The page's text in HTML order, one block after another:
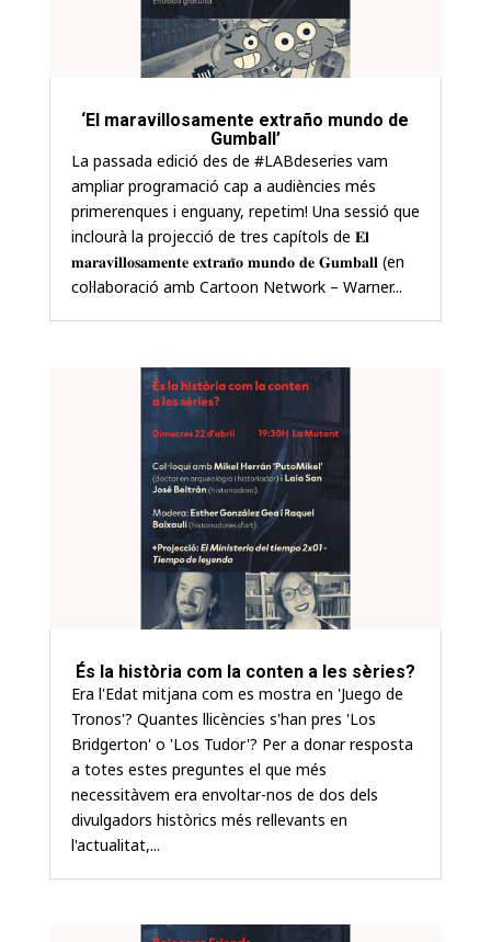
‘El maravillosamente extraño mundo de
Gumball’
La passada edició des de #LABdeseries vam
ampliar programació cap a audiències més
primerenques i enguany, repetim! Una sessió que
inclourà la projecció de tres capítols de 𝐄𝐥
𝐦𝐚𝐫𝐚𝐯𝐢𝐥𝐥𝐨𝐬𝐚𝐦𝐞𝐧𝐭𝐞 𝐞𝐱𝐭𝐫𝐚𝐧̃𝐨 𝐦𝐮𝐧𝐝𝐨 𝐝𝐞 𝐆𝐮𝐦𝐛𝐚𝐥𝐥 (en
col·laboració amb Cartoon Network – Warner...
És la història com la conten a les sèries?
Era l'Edat mitjana com es mostra en 'Juego de
Tronos'? Quantes llicències s'han pres 'Los
Bridgerton' o 'Los Tudor'? Per a donar resposta
a totes estes preguntes el que més
necessitàvem era envoltar-nos de dos dels
divulgadors històrics més rellevants en
l'actualitat,...